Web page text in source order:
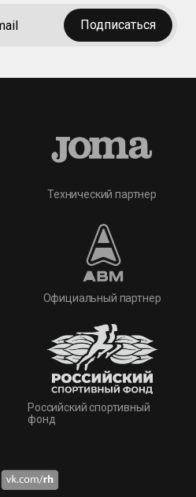
Подписаться
Технический партнер
Официальный партнер
Российский спортивный
фонд